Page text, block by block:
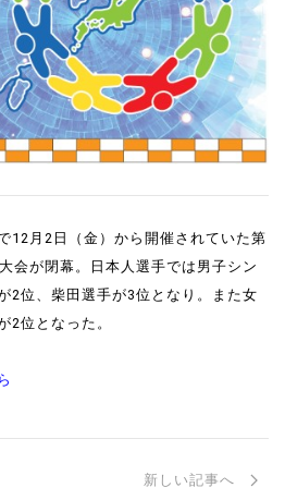
12月2日（金）から開催されていた第
会が閉幕。日本人選手では男子シン
2位、柴田選手が3位となり。また女
2位となった。
新しい記事へ